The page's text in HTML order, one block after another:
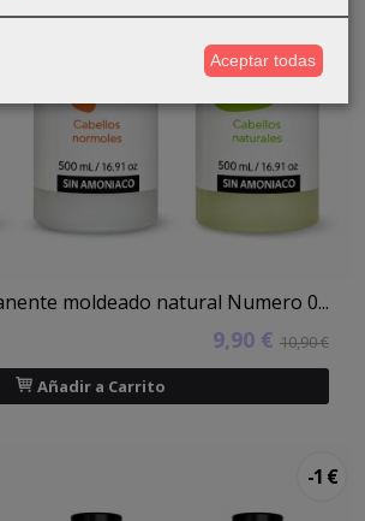
moldeado natural Numero 0...
9,90 € 10,90 €
Añadir a Carrito
-1 €
Aceptar todas